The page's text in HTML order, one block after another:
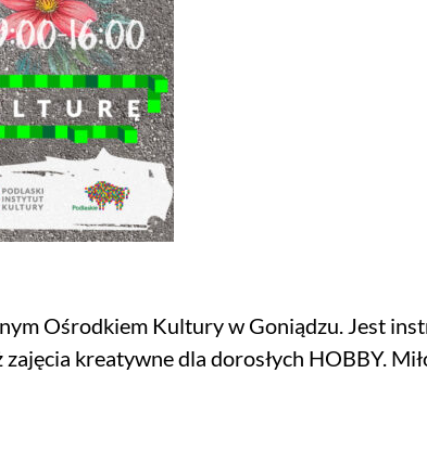
Ośrodkiem Kultury w Goniądzu. Jest
kreatywne dla dorosłych HOBBY.